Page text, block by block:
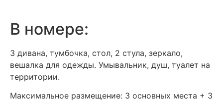
В номере:
3 дивана, тумбочка, стол, 2 стула, зеркало,
вешалка для одежды. Умывальник, душ, туалет на
территории.
Максимальное размещение: 3 основных места + 3